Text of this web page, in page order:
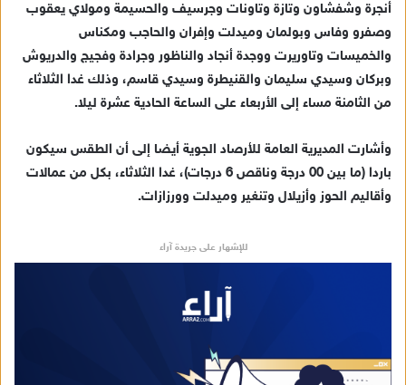
أنجرة وشفشاون وتازة وتاونات وجرسيف والحسيمة ومولاي يعقوب
وصفرو وفاس وبولمان وميدلت وإفران والحاجب ومكناس
والخميسات وتاوريرت ووجدة أنجاد والناظور وجرادة وفجيج والدريوش
وبركان وسيدي سليمان والقنيطرة وسيدي قاسم، وذلك غدا الثلاثاء
من الثامنة مساء إلى الأربعاء على الساعة الحادية عشرة ليلا.
وأشارت المديرية العامة للأرصاد الجوية أيضا إلى أن الطقس سيكون
باردا (ما بين 00 درجة وناقص 6 درجات)، غدا الثلاثاء، بكل من عمالات
وأقاليم الحوز وأزيلال وتنغير وميدلت وورزازات.
للإشهار على جريدة آراء